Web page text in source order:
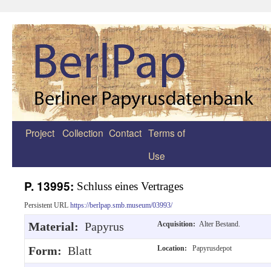
Zum
Project Collection Contact Terms of
Use
P. 13995: Schluss eines Vertrages
Persistent URL https://berlpap.smb.museum/03993/
Material: Papyrus Acquisition: Alter Bestand.
Form: Blatt Location: Papyrusdepot